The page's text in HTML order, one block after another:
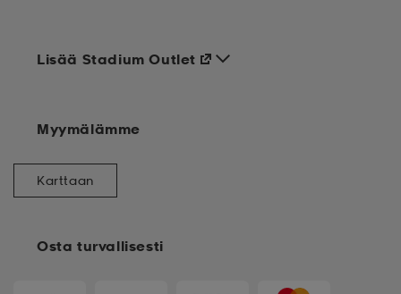
Osta turvallisesti
Lisää Stadium Outlet
Myymälämme
Karttaan